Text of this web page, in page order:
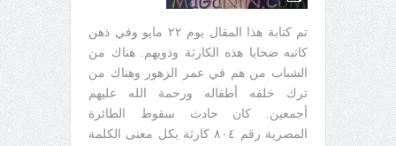
تم كتابة هذا المقال يوم ٢٢ مايو وفي ذهن
كاتبه ضحايا هذه الكارثة وذويهم. هناك من
الشباب من هم في عمر الزهور وهناك من
ترك خلفه أطفاله ورحمة الله عليهم
أجمعين. كان حادث سقوط الطائرة
المصرية رقم ٨٠٤ كارثة بكل معنى الكلمة